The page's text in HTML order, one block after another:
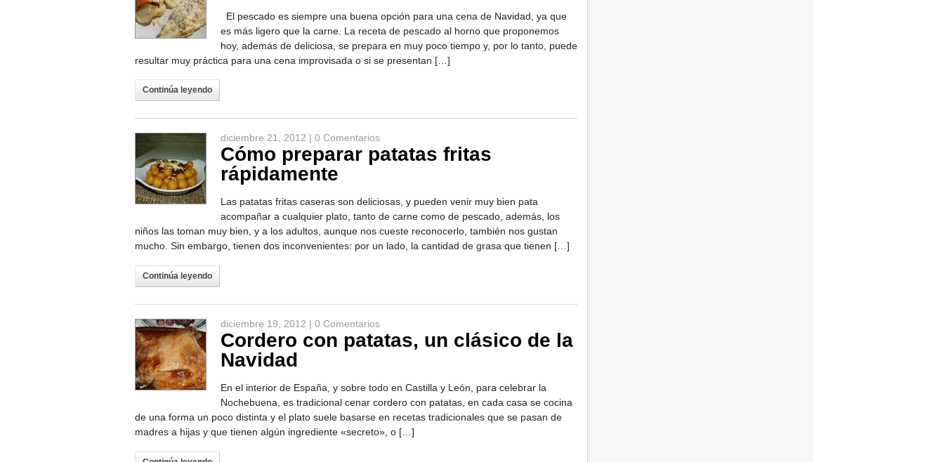
El pescado es siempre una buena opción para una cena de Navidad, ya que
es más ligero que la carne. La receta de pescado al horno que proponemos
hoy, además de deliciosa, se prepara en muy poco tiempo y, por lo tanto, puede
resultar muy práctica para una cena improvisada o si se presentan […]
Continúa leyendo
diciembre 21, 2012 | 0 Comentarios
Cómo preparar patatas fritas
rápidamente
Las patatas fritas caseras son deliciosas, y pueden venir muy bien pata
acompañar a cualquier plato, tanto de carne como de pescado, además, los
niños las toman muy bien, y a los adultos, aunque nos cueste reconocerlo, también nos gustan
mucho. Sin embargo, tienen dos inconvenientes: por un lado, la cantidad de grasa que tienen […]
Continúa leyendo
diciembre 19, 2012 | 0 Comentarios
Cordero con patatas, un clásico de la
Navidad
En el interior de España, y sobre todo en Castilla y León, para celebrar la
Nochebuena, es tradicional cenar cordero con patatas, en cada casa se cocina
de una forma un poco distinta y el plato suele basarse en recetas tradicionales que se pasan de
madres a hijas y que tienen algún ingrediente «secreto», o […]